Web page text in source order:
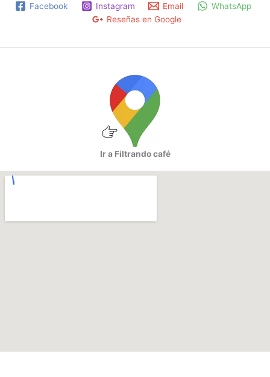
Facebook Instagram Email
WhatsApp
Reseñas en Google
Ir a Filtrando café